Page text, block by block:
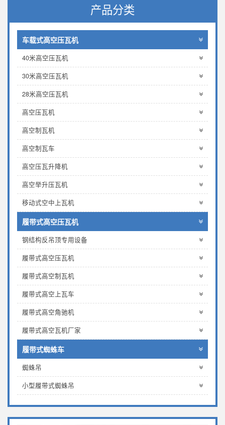
产品分类
车载式高空压瓦机
40米高空压瓦机
30米高空压瓦机
28米高空压瓦机
高空压瓦机
高空制瓦机
高空制瓦车
高空压瓦升降机
高空举升压瓦机
移动式空中上瓦机
履带式高空压瓦机
钢结构反吊顶专用设备
履带式高空压瓦机
履带式高空制瓦机
履带式高空上瓦车
履带式高空角驰机
履带式高空瓦机厂家
履带式蜘蛛车
蜘蛛吊
小型履带式蜘蛛吊